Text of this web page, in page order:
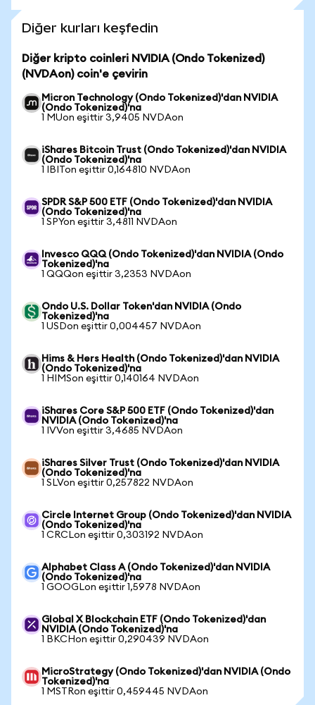
Diğer kurları keşfedin
Diğer kripto coinleri NVIDIA (Ondo Tokenized)
(NVDAon) coin'e çevirin
Micron Technology (Ondo Tokenized)'dan NVIDIA
(Ondo Tokenized)'na
1 MUon eşittir 3,9405 NVDAon
iShares Bitcoin Trust (Ondo Tokenized)'dan NVIDIA
(Ondo Tokenized)'na
1 IBITon eşittir 0,164810 NVDAon
SPDR S&P 500 ETF (Ondo Tokenized)'dan NVIDIA
(Ondo Tokenized)'na
1 SPYon eşittir 3,4811 NVDAon
Invesco QQQ (Ondo Tokenized)'dan NVIDIA (Ondo
Tokenized)'na
1 QQQon eşittir 3,2353 NVDAon
Ondo U.S. Dollar Token'dan NVIDIA (Ondo
Tokenized)'na
1 USDon eşittir 0,004457 NVDAon
Hims & Hers Health (Ondo Tokenized)'dan NVIDIA
(Ondo Tokenized)'na
1 HIMSon eşittir 0,140164 NVDAon
iShares Core S&P 500 ETF (Ondo Tokenized)'dan
NVIDIA (Ondo Tokenized)'na
1 IVVon eşittir 3,4685 NVDAon
iShares Silver Trust (Ondo Tokenized)'dan NVIDIA
(Ondo Tokenized)'na
1 SLVon eşittir 0,257822 NVDAon
Circle Internet Group (Ondo Tokenized)'dan NVIDIA
(Ondo Tokenized)'na
1 CRCLon eşittir 0,303192 NVDAon
Alphabet Class A (Ondo Tokenized)'dan NVIDIA
(Ondo Tokenized)'na
1 GOOGLon eşittir 1,5978 NVDAon
Global X Blockchain ETF (Ondo Tokenized)'dan
NVIDIA (Ondo Tokenized)'na
1 BKCHon eşittir 0,290439 NVDAon
MicroStrategy (Ondo Tokenized)'dan NVIDIA (Ondo
Tokenized)'na
1 MSTRon eşittir 0,459445 NVDAon